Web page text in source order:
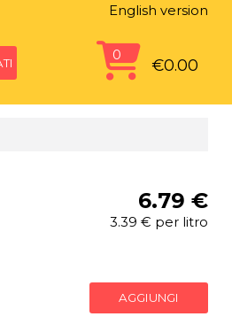
English version
0
€0.00
6.79 €
3.39 € per litro
AGGIUNGI